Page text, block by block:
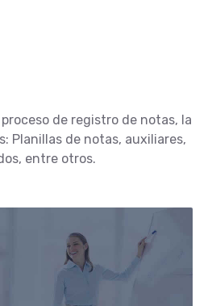
de registro de notas, la
Planillas de notas, auxiliares,
entre otros.